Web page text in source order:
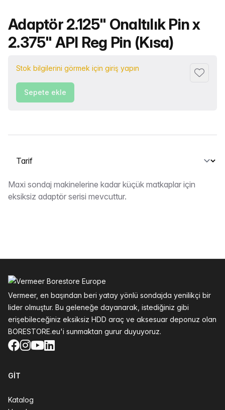
Ürün adı
Adaptör 2.125" Onaltılık Pin x
2.375" API Reg Pin (Kısa)
Stok bilgilerini görmek için giriş yapın
Sepete ekle
Bir sekme seçin
Tarif
Maxi sondaj makinelerine kadar küçük matkaplar için
eksiksiz adaptör serisi mevcuttur.
Vermeer, en başından beri yatay yönlü sondajda yenilikçi bir
lider olmuştur. Bu geleneğe dayanarak, istediğiniz gibi
erişebileceğiniz eksiksiz HDD araç ve aksesuar deponuz olan
BORESTORE.eu'i sunmaktan gurur duyuyoruz.
Facebook
Instagram
YouTube
LinkedIn
GIT
Katalog